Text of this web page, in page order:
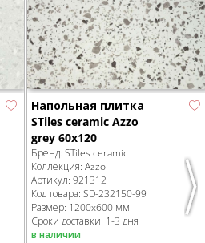
Напольная плитка
STiles ceramic Azzo
grey 60х120
Бренд: STiles ceramic
Коллекция: Azzo
Артикул: 921312
Код товара: SD-232150-99
Размер: 1200x600 мм
Сроки доставки: 1-3 дня
в наличии